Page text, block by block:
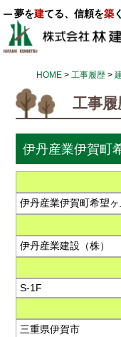
夢を建てる、信頼を築く
HOME >工事履歴 >
工事履
伊丹産業伊賀町
伊丹産業伊賀町希望
伊丹産業建設（株）
S-1F
三重県伊賀市